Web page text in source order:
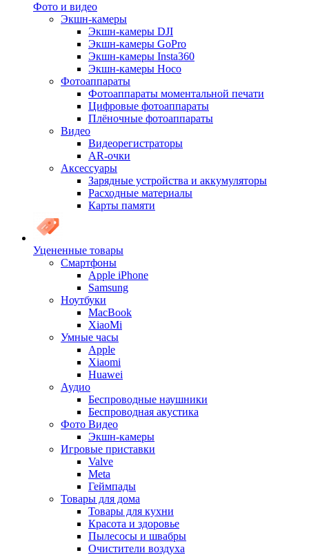
Фото и видео
Экшн-камеры
Экшн-камеры DJI
Экшн-камеры GoPro
Экшн-камеры Insta360
Экшн-камеры Hoco
Фотоаппараты
Фотоаппараты моментальной печати
Цифровые фотоаппараты
Плёночные фотоаппараты
Видео
Видеорегистраторы
AR-очки
Аксессуары
Зарядные устройства и аккумуляторы
Расходные материалы
Карты памяти
Уцененные товары
Cмартфоны
Apple iPhone
Samsung
Ноутбуки
MacBook
XiaoMi
Умные часы
Apple
Xiaomi
Huawei
Аудио
Беспроводные наушники
Беспроводная акустика
Фото Видео
Экшн-камеры
Игровые приставки
Valve
Meta
Геймпады
Товары для дома
Товары для кухни
Красота и здоровье
Пылесосы и швабры
Очистители воздуха